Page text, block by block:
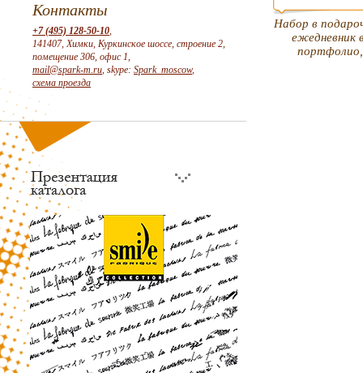
Контакты
+7 (495) 128-50-10,
141407, Химки, Куркинское шоссе, строение 2,
помещение 306, офис 1,
mail@spark-m.ru, skype: Spark_moscow,
схема проезда
Набор в
ежедневник